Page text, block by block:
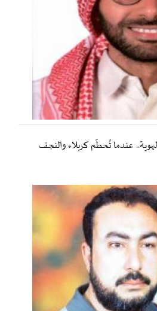
عندما تُحطّم كربلاء والنجف